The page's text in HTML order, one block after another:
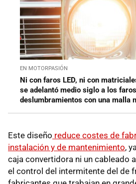
EN MOTORPASIÓN
Ni con faros LED, ni con
se adelantó medio siglo a los
deslumbramientos con una malla
Este diseño reduce costes de
instalación y de mantenimiento,
caja convertidora ni un cableado
el control del intermitente del de